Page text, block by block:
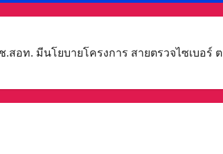
สอท. มีนโยบายโครงการ สายตรวจไซเบอ